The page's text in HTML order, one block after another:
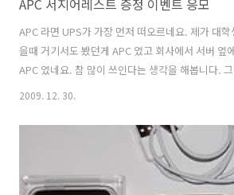
APC 서지어레스트 증정 이벤트 응모
APC 라면 UPS가 가장 먼저 떠오르네요. 제가 대
을때 거기서도 봤던게 APC 였고 회사에서 서버 옆
APC 였네요. 참 많이 쓰인다는 생각을 해봅니다.
는거겠죠. 서버를 한번 본사람치고 APC 를 모르는
지면 어찌될까 하고 고심을 좀 많이 하게 됩니다.
필요하겠지만, 가끔은 책상을 툭 치기만해도 시스
멀티탭이 나 또는 전력에 뭔가 문제가 있나 하고 의
템은 만든지 얼마 안되었기에 대부분 새제품이라 괜
2009. 12. 30.